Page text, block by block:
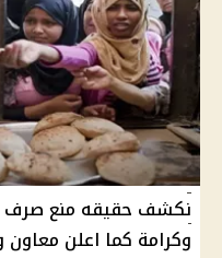
نكشف حقيقه منع صرف
وكرامة كما اعلن معاون